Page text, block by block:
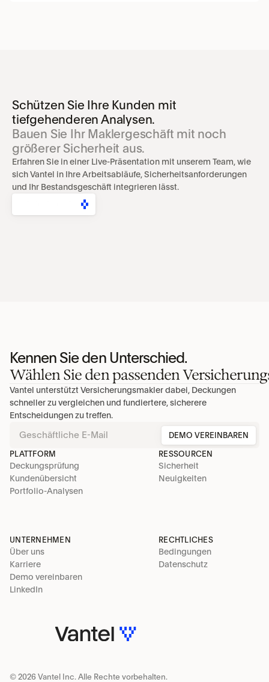
Schützen Sie Ihre Kunden mit
tiefgehenderen Analysen.
Bauen Sie Ihr Maklergeschäft mit noch
größerer Sicherheit aus.
Erfahren Sie in einer Live-Präsentation mit unserem Team, wie
sich Vantel in Ihre Arbeitsabläufe, Sicherheitsanforderungen
und Ihr Bestandsgeschäft integrieren lässt.
Kennen Sie den Unterschied.
Wählen Sie den passenden
Vantel unterstützt Versicherungsmakler dabei, Deckungen
schneller zu vergleichen und fundiertere, sicherere
Entscheidungen zu treffen.
DEMO VEREINBAREN
PLATTFORM
Deckungsprüfung
Kundenübersicht
Portfolio-Analysen
RESSOURCEN
Sicherheit
Neuigkeiten
UNTERNEHMEN
Über uns
Karriere
Demo vereinbaren
LinkedIn
RECHTLICHES
Bedingungen
Datenschutz
© 2026 Vantel Inc. Alle Rechte vorbehalten.